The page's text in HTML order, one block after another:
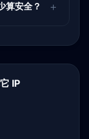
算安全？
IP